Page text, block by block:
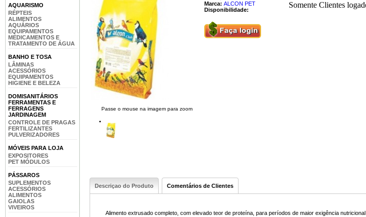
AQUARISMO
RÉPTEIS
ALIMENTOS
AQUÁRIOS
EQUIPAMENTOS
MEDICAMENTOS E
TRATAMENTO DE ÁGUA
BANHO E TOSA
LÂMINAS
ACESSÓRIOS
EQUIPAMENTOS
HIGIENE E BELEZA
DOMISANITÁRIOS
FERRAMENTAS E
FERRAGENS
JARDINAGEM
CONTROLE DE PRAGAS
FERTILIZANTES
PULVERIZADORES
MÓVEIS PARA LOJA
EXPOSITORES
PET MÓDULOS
PÁSSAROS
SUPLEMENTOS
ACESSÓRIOS
ALIMENTOS
GAIOLAS
VIVEIROS
Passe o mouse na imagem para zoom
Marca: ALCON PET
Disponibilidade:
Descriçao do Produto Comentários de Clientes
Alimento extrusado completo, com elevado teor de proteína, para períodos de maior exigência nutricional